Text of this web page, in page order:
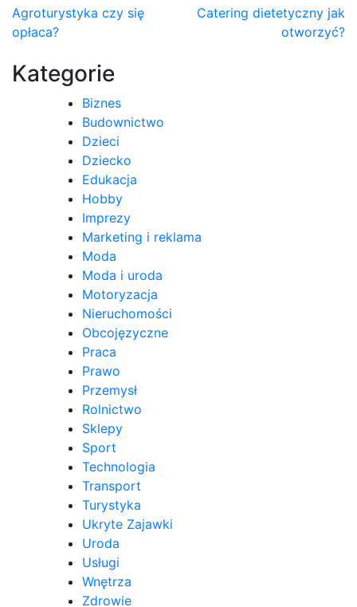
Nawigacja
wpisu
Agroturystyka czy się
opłaca?
Catering dietetyczny jak
otworzyć?
Kategorie
Biznes
Budownictwo
Dzieci
Dziecko
Edukacja
Hobby
Imprezy
Marketing i reklama
Moda
Moda i uroda
Motoryzacja
Nieruchomości
Obcojęzyczne
Praca
Prawo
Przemysł
Rolnictwo
Sklepy
Sport
Technologia
Transport
Turystyka
Ukryte Zajawki
Uroda
Usługi
Wnętrza
Zdrowie